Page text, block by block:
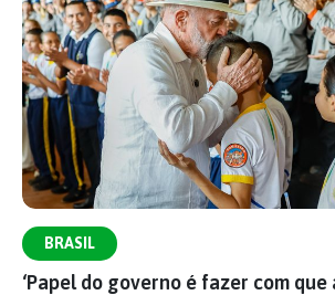
BRASIL
‘Papel do governo é fazer com que